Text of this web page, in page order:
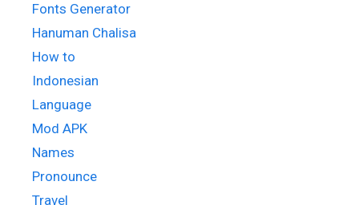
Fonts Generator
Hanuman Chalisa
How to
Indonesian
Language
Mod APK
Names
Pronounce
Travel